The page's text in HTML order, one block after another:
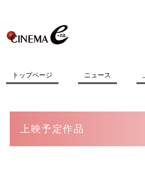
上映予定作品
トップページ ニュース